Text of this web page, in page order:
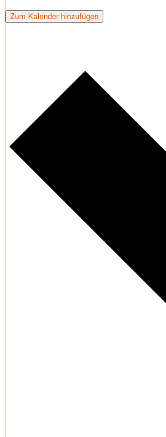
Zum Kalender hinzufügen